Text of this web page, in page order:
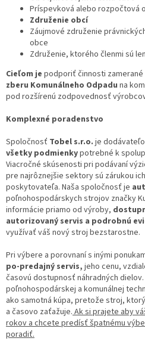
Príspevková alebo rozpočtová
Združenie obcí
Záujmové združenie
obce
Združenie, ktorého členmi sú
Cieľom je podporiť činnosti zamerané
zberu Komunálneho Odpadu na
pod rozšírenú zodpovednosť
Komplexné poradenstvo
Spoločnosť Tobel s.r.o. je
všetky podmienkypotrebné k
Viacročné skúsenosti pri podávaní
pre najrôznejšie sektory sú zárukou
poskytovateľa. Naša spoločnosť je
poľnohospodárskych strojov značky
informácie priamo od výroby,
autorizovaný servis a podrobnú
využívať váš nový stroj bezstarostne.
Pri výbere a porovnaní s inými
po-predajný servis, jeho cenu,
časovú dostupnosť náhradných
poľnohospodárskej a komunálnej
ako samotná kúpa, pretože stroj,
a časovo zaťažuje. Ak si prajete aby
rokov a chcete predísť špatnému
poradiť.